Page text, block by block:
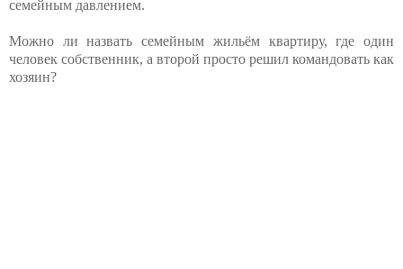
семейным давлением.
Можно ли назвать семейным жильём квартиру, где один
человек собственник, а второй просто решил командовать как
хозяин?